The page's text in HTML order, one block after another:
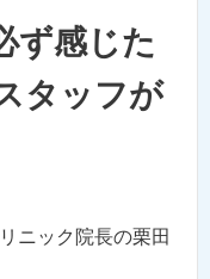
ず感じた
タッフが
ニック院長の栗田